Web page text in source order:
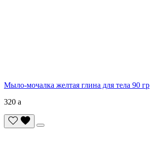
Мыло-мочалка желтая глина для тела 90 гр
320 a